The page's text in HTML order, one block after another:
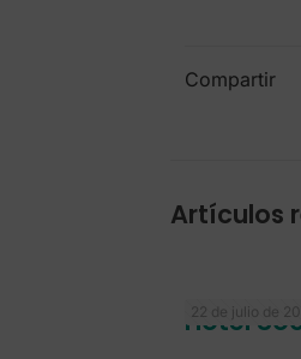
Compartir
Artículos
22 de julio de
Hotel